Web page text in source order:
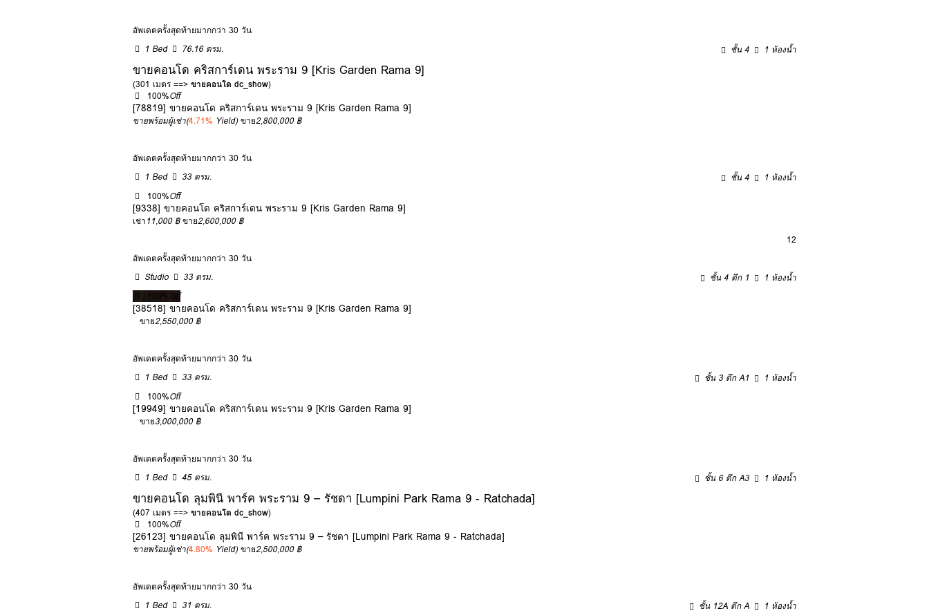
อัพเดตครั้งสุดท้ายมากกว่า 30 วัน
1 Bed
76.16 ตรม. ชั้น 4 1 ห้องน้ำ
ขายคอนโด คริสการ์เดน พระราม 9 [Kris Garden Rama 9]
(301 เมตร ==> ขายคอนโด dc_show)
100%Off
[78819] ขายคอนโด คริสการ์เดน พระราม 9 [Kris Garden Rama 9]
ขายพร้อมผู้เช่า(4.71% Yield) ขาย2,800,000 ฿
อัพเดตครั้งสุดท้ายมากกว่า 30 วัน
1 Bed
33 ตรม. ชั้น 4
1 ห้องน้ำ
100%Off
[9338] ขายคอนโด คริสการ์เดน พระราม 9 [Kris Garden Rama 9]
เช่า11,000 ฿ ขาย2,600,000 ฿
12
อัพเดตครั้งสุดท้ายมากกว่า 30 วัน
Studio
33 ตรม. ชั้น 4 ตึก 1
1 ห้องน้ำ
100% Off
[38518] ขายคอนโด คริสการ์เดน พระราม 9 [Kris Garden Rama 9]
ขาย2,550,000 ฿
อัพเดตครั้งสุดท้ายมากกว่า 30 วัน
1 Bed
33 ตรม. ชั้น 3 ตึก A1
1 ห้องน้ำ
100%Off
[19949] ขายคอนโด คริสการ์เดน พระราม 9 [Kris Garden Rama 9]
ขาย3,000,000 ฿
อัพเดตครั้งสุดท้ายมากกว่า 30 วัน
1 Bed
45 ตรม. ชั้น 6 ตึก A3 1 ห้องน้ำ
ขายคอนโด ลุมพินี พาร์ค พระราม 9 – รัชดา [Lumpini Park Rama 9 - Ratchada]
(407 เมตร ==> ขายคอนโด dc_show)
100%Off
[26123] ขายคอนโด ลุมพินี พาร์ค พระราม 9 – รัชดา [Lumpini Park Rama 9 - Ratchada]
ขายพร้อมผู้เช่า(4.80% Yield) ขาย2,500,000 ฿
อัพเดตครั้งสุดท้ายมากกว่า 30 วัน
1 Bed
31 ตรม. ชั้น 12A ตึก A
1 ห้องน้ำ